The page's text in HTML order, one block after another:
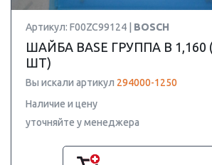
Артикул: F00ZC99124 | BOSCH
ШАЙБА BASE ГРУППА B 1,160
ШТ)
Вы искали артикул 294000-1250
Наличие и цену
уточняйте у менеджера